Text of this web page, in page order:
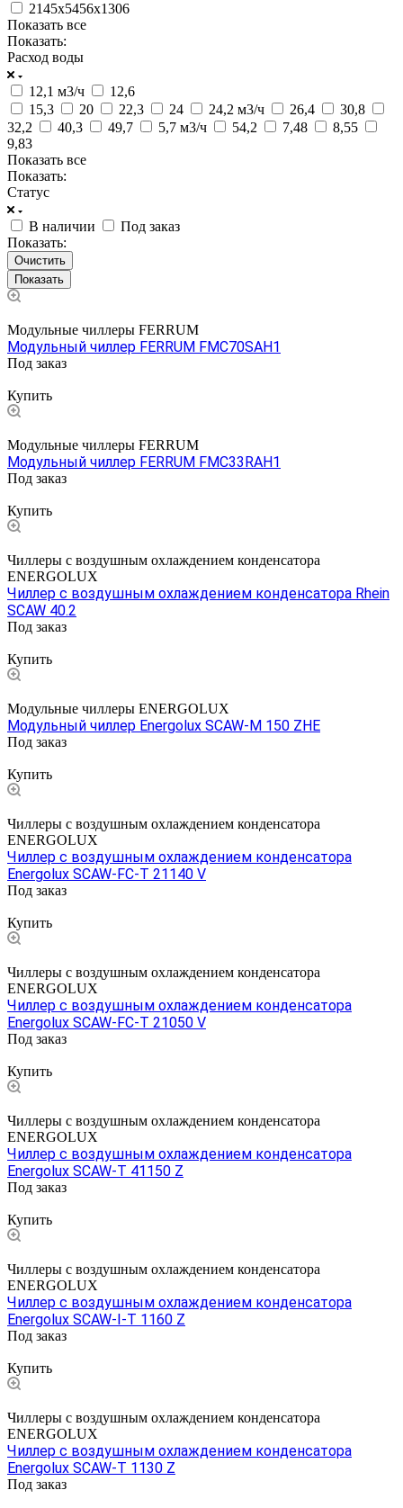
2145x5456x1306
Показать все
Показать:
Расход воды
12,1 м3/ч
12,6
15,3
20 22,3 24 24,2 м3/ч 26,4
30,8
32,2
40,3 49,7 5,7 м3/ч 54,2 7,48
8,55
9,83
Показать все
Показать:
Статус
В наличии
Под заказ
Показать:
Очистить
Модульные чиллеры FERRUM
Модульный чиллер FERRUM FMC70SAH1
Под заказ
Купить
Модульные чиллеры FERRUM
Модульный чиллер FERRUM FMC33RAH1
Под заказ
Купить
Чиллеры с воздушным охлаждением конденсатора
ENERGOLUX
Чиллер с воздушным охлаждением конденсатора Rhein
SCAW 40.2
Под заказ
Купить
Модульные чиллеры ENERGOLUX
Модульный чиллер Energolux SCAW-M 150 ZHE
Под заказ
Купить
Чиллеры с воздушным охлаждением конденсатора
ENERGOLUX
Чиллер с воздушным охлаждением конденсатора
Energolux SCAW-FC-T 21140 V
Под заказ
Купить
Чиллеры с воздушным охлаждением конденсатора
ENERGOLUX
Чиллер с воздушным охлаждением конденсатора
Energolux SCAW-FC-T 21050 V
Под заказ
Купить
Чиллеры с воздушным охлаждением конденсатора
ENERGOLUX
Чиллер с воздушным охлаждением конденсатора
Energolux SCAW-T 41150 Z
Под заказ
Купить
Чиллеры с воздушным охлаждением конденсатора
ENERGOLUX
Чиллер с воздушным охлаждением конденсатора
Energolux SCAW-I-T 1160 Z
Под заказ
Купить
Чиллеры с воздушным охлаждением конденсатора
ENERGOLUX
Чиллер с воздушным охлаждением конденсатора
Energolux SCAW-T 1130 Z
Под заказ